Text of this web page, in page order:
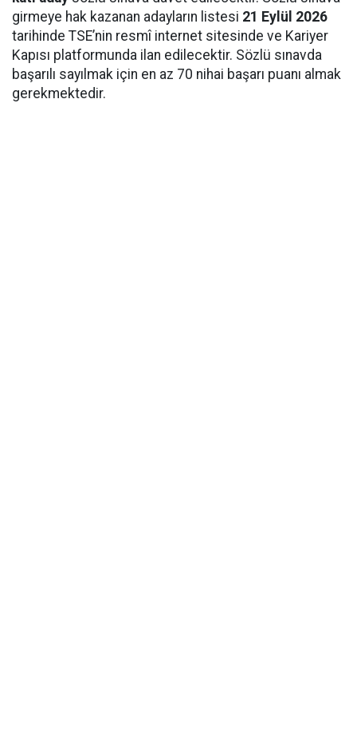
girmeye hak kazanan adayların listesi 21 Eylül 2026
tarihinde TSE’nin resmî internet sitesinde ve Kariyer
Kapısı platformunda ilan edilecektir. Sözlü sınavda
başarılı sayılmak için en az 70 nihai başarı puanı almak
gerekmektedir.